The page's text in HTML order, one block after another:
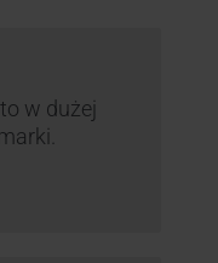
w dużej